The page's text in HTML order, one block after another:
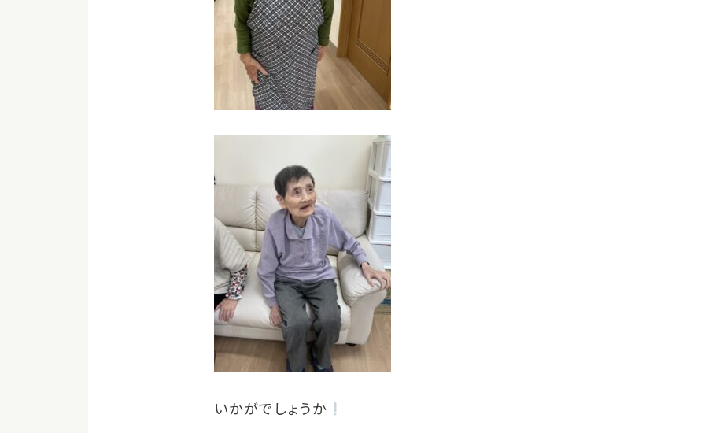
いかがでしょうか